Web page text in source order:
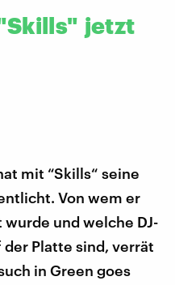
jetzt
mit “Skills“ seine
Von wem er
und welche DJ-
Platte sind, verrät
in Green goes